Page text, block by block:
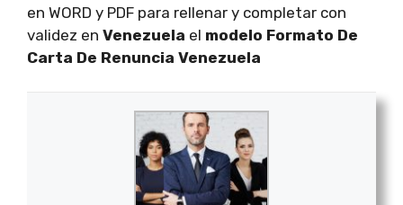
en WORD y PDF para rellenar y completar con
validez en Venezuela el modelo Formato De
Carta De Renuncia Venezuela